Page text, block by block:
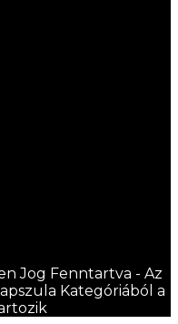
Jog Fenntartva - Az
Kategóriából a